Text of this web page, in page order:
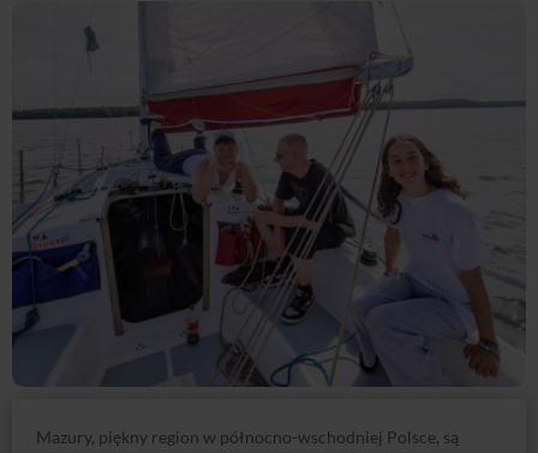
Mazury, piękny region w północno-wschodniej Polsce, są